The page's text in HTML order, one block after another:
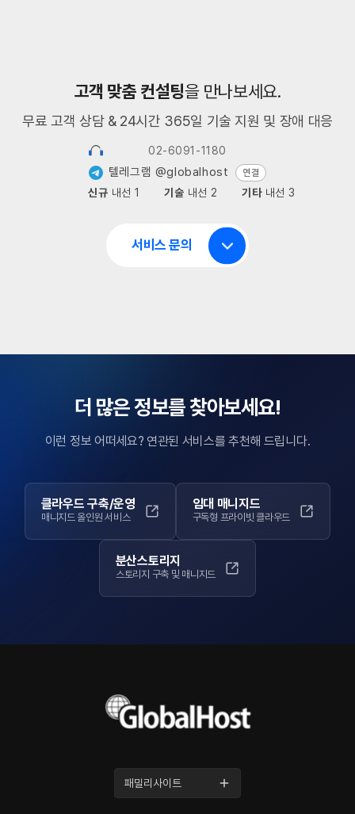
고객 맞춤 컨설팅을 만나보세요.
무료 고객 상담 & 24시간 365일 기술 지원 및 장애 대응
02-6091-1180
텔레그램 @globalhost 연결
신규 내선 1 기술 내선 2 기타내선 3
서비스 문의
더 많은 정보를 찾아보세요!
이런 정보 어떠세요? 연관된 서비스를 추천해 드립니다.
클라우드 구축/운영
매니지드 올인원 서비스
임대 매니지드
구독형 프라이빗 클라우드
분산스토리지
스토리지 구축 및 매니지드
패밀리사이트